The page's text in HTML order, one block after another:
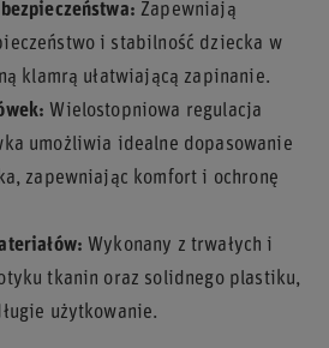
Zapewniają
i stabilność dziecka w
klamrą ułatwiającą zapinanie.
Wielostopniowa regulacja
umożliwia idealne dopasowanie
zapewniając komfort i ochronę
Wykonany z trwałych i
tkanin oraz solidnego plastiku,
użytkowanie.